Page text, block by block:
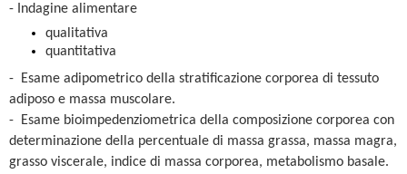
- Indagine alimentare
qualitativa
quantitativa
- Esame adipometrico della stratificazione corporea di tessuto
adiposo e massa muscolare.
- Esame bioimpedenziometrica della composizione corporea con
determinazione della percentuale di massa grassa, massa magra,
grasso viscerale, indice di massa corporea, metabolismo basale.